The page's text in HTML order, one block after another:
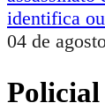
04 de